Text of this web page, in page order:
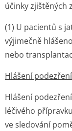
účinky zjištěných
(1) U pacientů s
výjimečně
nebo
Hlášení
Hlášení
léčivého
ve sledování